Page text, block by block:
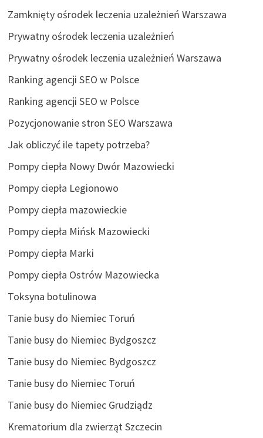
Zamknięty ośrodek leczenia uzależnień Warszawa
Prywatny ośrodek leczenia uzależnień
Prywatny ośrodek leczenia uzależnień Warszawa
Ranking agencji SEO w Polsce
Ranking agencji SEO w Polsce
Pozycjonowanie stron SEO Warszawa
Jak obliczyć ile tapety potrzeba?
Pompy ciepła Nowy Dwór Mazowiecki
Pompy ciepła Legionowo
Pompy ciepła mazowieckie
Pompy ciepła Mińsk Mazowiecki
Pompy ciepła Marki
Pompy ciepła Ostrów Mazowiecka
Toksyna botulinowa
Tanie busy do Niemiec Toruń
Tanie busy do Niemiec Bydgoszcz
Tanie busy do Niemiec Bydgoszcz
Tanie busy do Niemiec Toruń
Tanie busy do Niemiec Grudziądz
Krematorium dla zwierząt Szczecin